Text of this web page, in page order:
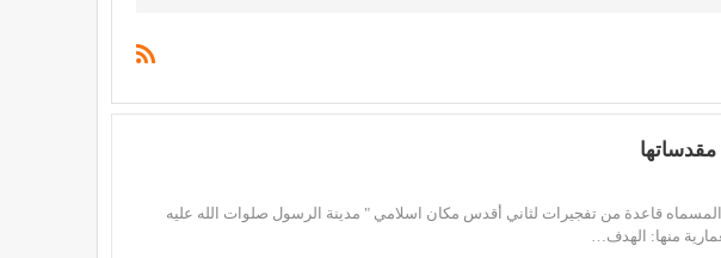
قاعدة من تفجيرات لثاني أقدس مكان اسلامي " مدينة الرسول صلوات الله عليه
منها: الهدف…